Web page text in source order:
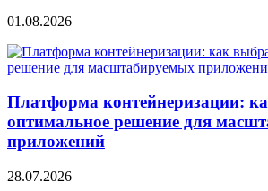
01.08.2026
Платформа контейнеризации:
оптимальное решение для
приложений
28.07.2026